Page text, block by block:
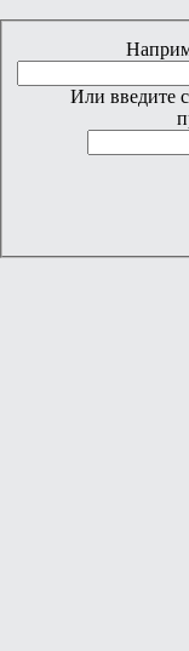
Или введите